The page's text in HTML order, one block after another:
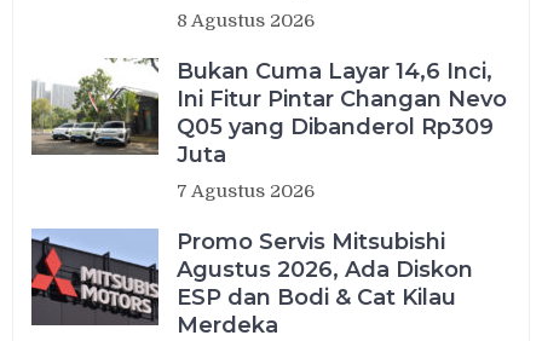
8 Agustus 2026
Bukan Cuma Layar 14,6 Inci,
Ini Fitur Pintar Changan Nevo
Q05 yang Dibanderol Rp309
Juta
7 Agustus 2026
Promo Servis Mitsubishi
Agustus 2026, Ada Diskon
ESP dan Bodi & Cat Kilau
Merdeka